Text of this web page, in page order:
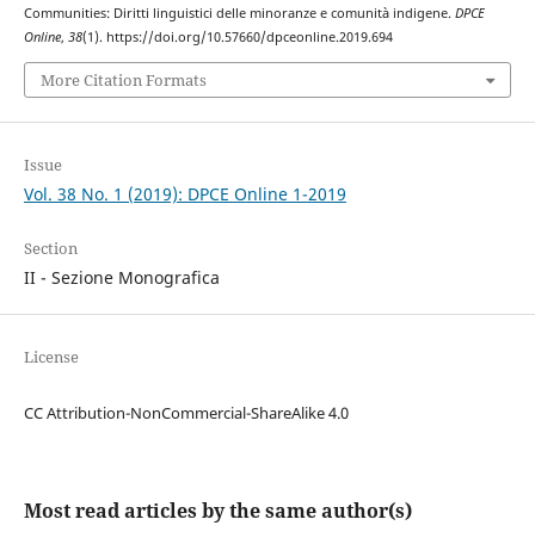
Communities: Diritti linguistici delle minoranze e comunità indigene. DPCE
Online, 38(1). https://doi.org/10.57660/dpceonline.2019.694
More Citation Formats
Issue
Vol. 38 No. 1 (2019): DPCE Online 1-2019
Section
II - Sezione Monografica
License
CC Attribution-NonCommercial-ShareAlike 4.0
Most read articles by the same author(s)